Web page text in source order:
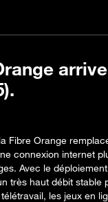
Fibre Orange
connexion internet
Avec le
très haut débit stable
les jeux en